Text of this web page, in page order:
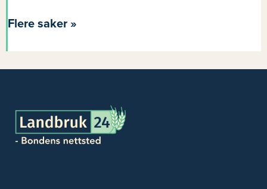
Flere saker »